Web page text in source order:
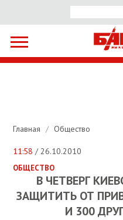
Главная / Общество
11:58 / 26.10.2010
ОБЩЕСТВО
В ЧЕТВЕРГ
ЗАЩИТИТЬ ОТ
И 300